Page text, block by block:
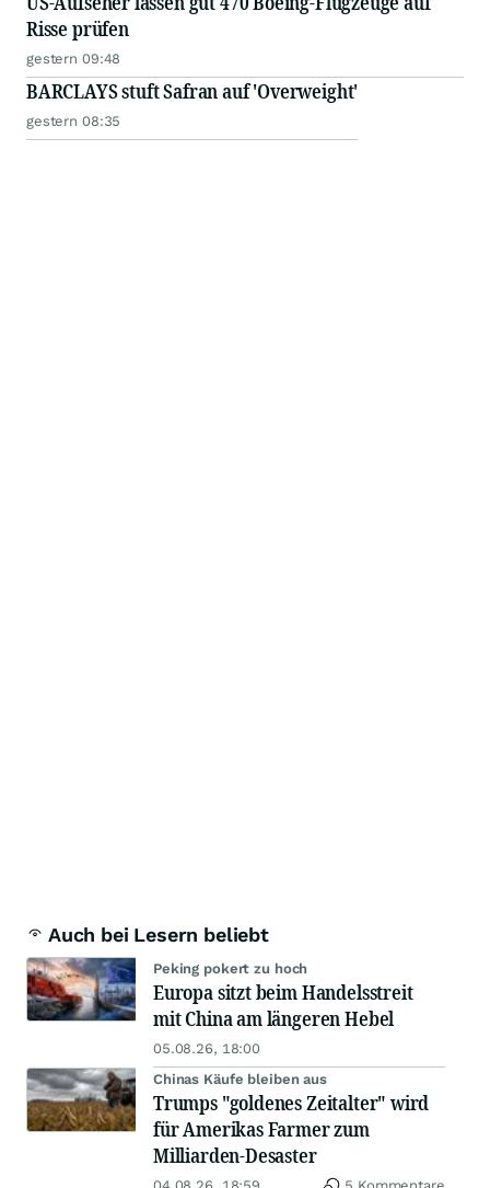
Risse prüfen
gestern 09:48
BARCLAYS stuft Safran auf 'Overweight'
gestern 08:35
Auch bei Lesern beliebt
Peking pokert zu hoch
Europa sitzt beim Handelsstreit
mit China am längeren Hebel
05.08.26, 18:00
Chinas Käufe bleiben aus
Trumps "goldenes Zeitalter" wird
für Amerikas Farmer zum
Milliarden-Desaster